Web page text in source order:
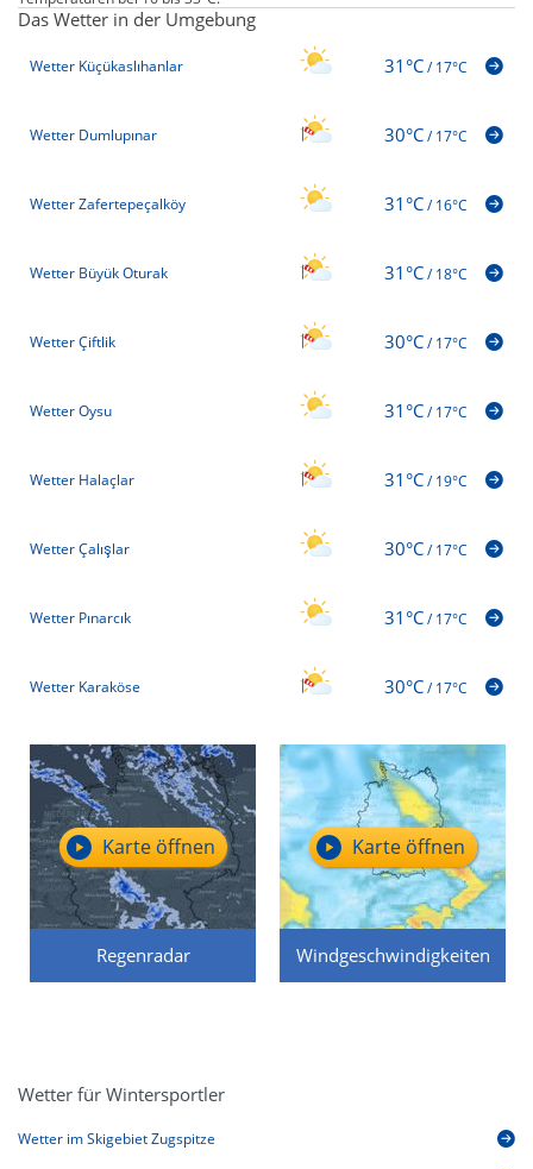
Das Wetter in der Umgebung
Wetter Küçükaslıhanlar 31°C/17°C
Wetter Dumlupınar 30°C/17°C
Wetter Zafertepeçalköy 31°C/16°C
Wetter Büyük Oturak 31°C/18°C
Wetter Çiftlik 30°C/17°C
Wetter Oysu 31°C/17°C
Wetter Halaçlar 31°C/19°C
Wetter Çalışlar 30°C/17°C
Wetter Pınarcık 31°C/17°C
Wetter Karaköse 30°C/17°C
Regenradar
Karte öffnen
Windgeschwindigkeiten
Karte öffnen
Wetter für Wintersportler
Wetter im Skigebiet Zugspitze